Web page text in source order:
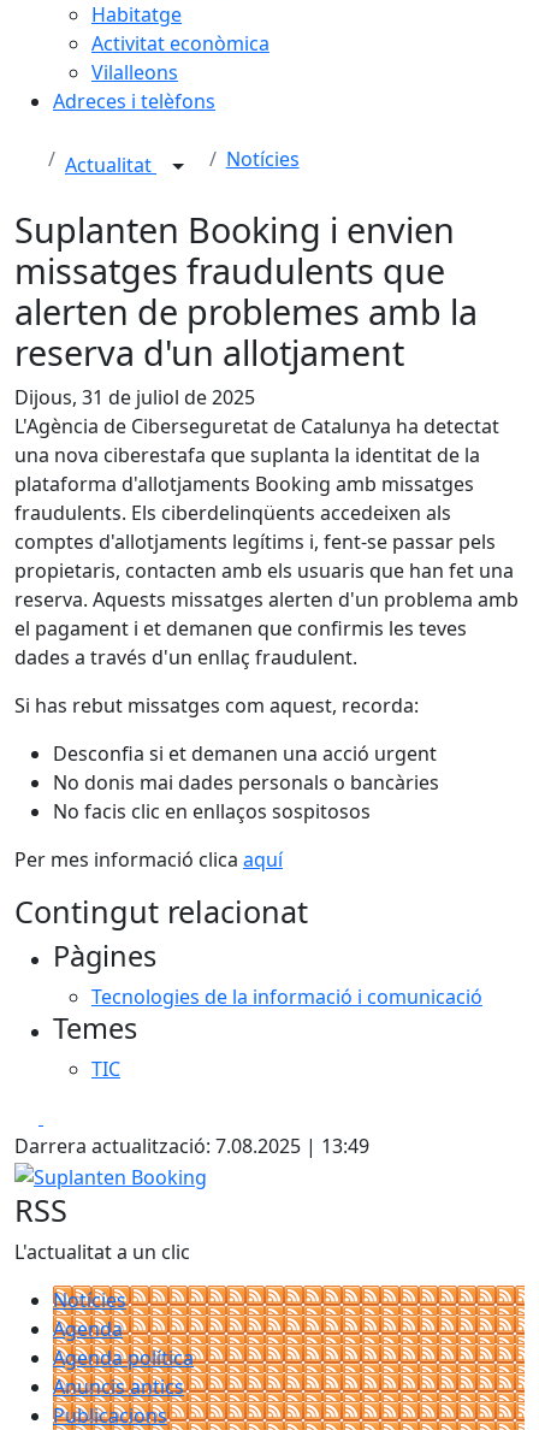
Habitatge
Activitat econòmica
Vilalleons
Adreces i telèfons
Actualitat Notícies
Suplanten Booking i envien
missatges fraudulents que
alerten de problemes amb la
reserva d'un allotjament
Dijous, 31 de juliol de 2025
L'Agència de Ciberseguretat de Catalunya ha detectat
una nova ciberestafa que suplanta la identitat de la
plataforma d'allotjaments Booking amb missatges
fraudulents. Els ciberdelinqüents accedeixen als
comptes d'allotjaments legítims i, fent-se passar pels
propietaris, contacten amb els usuaris que han fet una
reserva. Aquests missatges alerten d'un problema amb
el pagament i et demanen que confirmis les teves
dades a través d'un enllaç fraudulent.
Si has rebut missatges com aquest, recorda:
Desconfia si et demanen una acció urgent
No donis mai dades personals o bancàries
No facis clic en enllaços sospitosos
Per mes informació clica aquí
Contingut relacionat
Pàgines
Tecnologies de la informació i comunicació
Temes
TIC
Darrera actualització: 7.08.2025 | 13:49
Suplanten Booking
RSS
L'actualitat a un clic
Notícies
Agenda
Agenda política
Anuncis antics
Publicacions